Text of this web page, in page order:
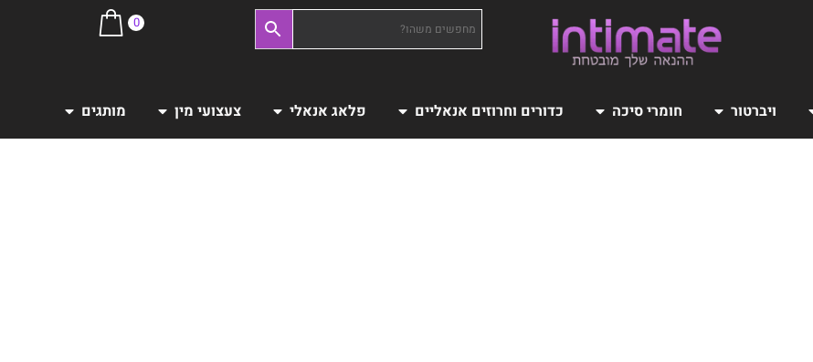
0
ויברטור חומרי סיכה כדורים וחרוזים אנאליים פלאג אנאלי צעצועי מין מותגים